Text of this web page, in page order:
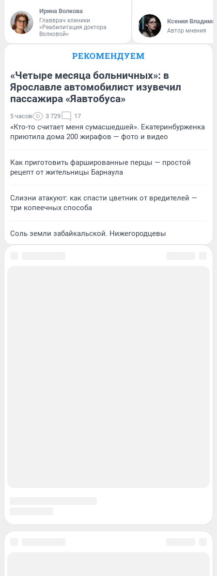
Ирина Волкова
Главврач клиники
«Реабилитация доктора
Волковой»
Ксения
Автор мнения
РЕКОМЕНДУЕМ
«Четыре месяца больничных»: в
Ярославле автомобилист изувечил
пассажира «Яавтобуса»
5 часов 3 729 17
«Кто-то считает меня сумасшедшей». Екатеринбурженка
приютила дома 200 жирафов — фото и видео
Как приготовить фаршированные перцы — простой
рецепт от жительницы Барнаула
Слизни атакуют: как спасти цветник от вредителей —
три копеечных способа
Соль земли забайкальской. Нижегородцевы